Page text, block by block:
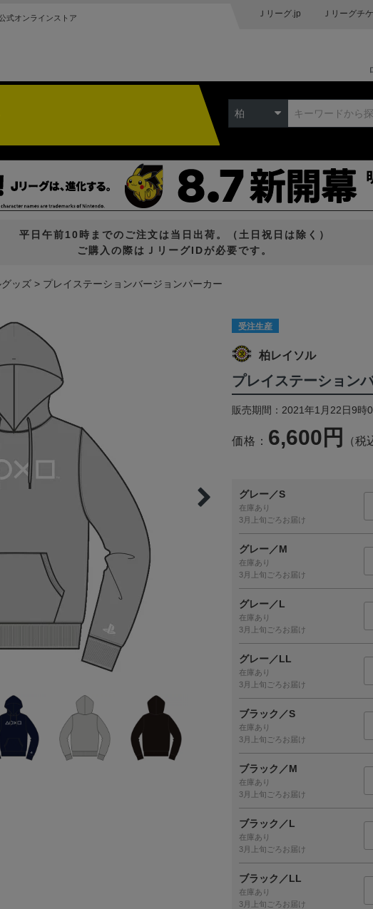
式オンラインストア Ｊリーグ.jp Ｊリーグチ
柏
平日午前10時までのご注文は当日出荷。（土日祝日は除く）
ご購入の際はＪリーグIDが必要です。
ッズ プレイステーションバージョンパーカー
受注生産
柏レイソル
プレイステーション
販売期間：2021年1月22日9時
価格： 6,600円 （税
グレー／S
在庫あり
3月上旬ごろお届け
グレー／M
在庫あり
3月上旬ごろお届け
グレー／L
在庫あり
3月上旬ごろお届け
グレー／LL
在庫あり
3月上旬ごろお届け
ブラック／S
在庫あり
3月上旬ごろお届け
ブラック／M
在庫あり
3月上旬ごろお届け
ブラック／L
在庫あり
3月上旬ごろお届け
ブラック／LL
在庫あり
3月上旬ごろお届け